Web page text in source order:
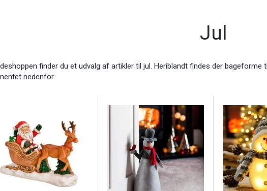
Jul
finder du et udvalg af artikler til jul. Heriblandt findes der bageforme
nedenfor.